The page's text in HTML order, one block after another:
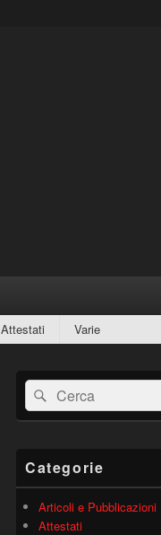
Attestati Varie
Area
widget
barra
laterale
Cerca:Cerca
Categorie
Articoli e Pubblicazioni
Attestati